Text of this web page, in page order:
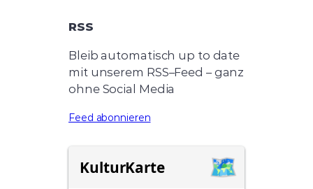
RSS
Bleib automatisch up to date
mit unserem RSS–Feed – ganz
ohne Social Media
Feed abonnieren